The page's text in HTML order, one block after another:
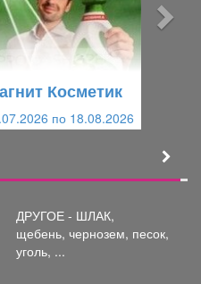
Косметик
по 18.08.2026
ДРУГОЕ - ШЛАК,
щебень, чернозем, песок,
уголь, ...